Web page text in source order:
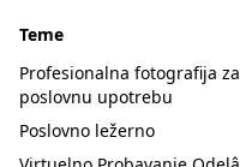
Teme
Profesionalna fotografija za
poslovnu upotrebu
Poslovno ležerno